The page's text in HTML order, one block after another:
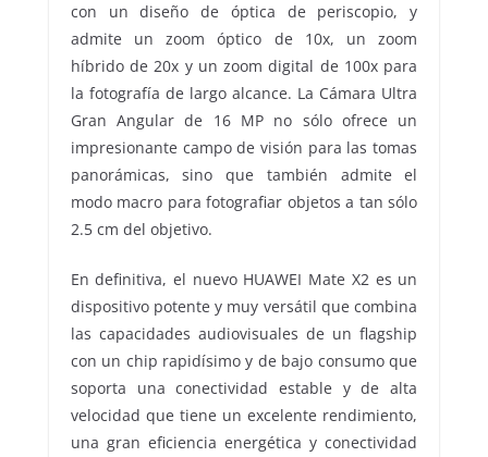
con un diseño de óptica de periscopio, y
admite un zoom óptico de 10x, un zoom
híbrido de 20x y un zoom digital de 100x para
la fotografía de largo alcance. La Cámara Ultra
Gran Angular de 16 MP no sólo ofrece un
impresionante campo de visión para las tomas
panorámicas, sino que también admite el
modo macro para fotografiar objetos a tan sólo
2.5 cm del objetivo.
En definitiva, el nuevo HUAWEI Mate X2 es un
dispositivo potente y muy versátil que combina
las capacidades audiovisuales de un flagship
con un chip rapidísimo y de bajo consumo que
soporta una conectividad estable y de alta
velocidad que tiene un excelente rendimiento,
una gran eficiencia energética y conectividad